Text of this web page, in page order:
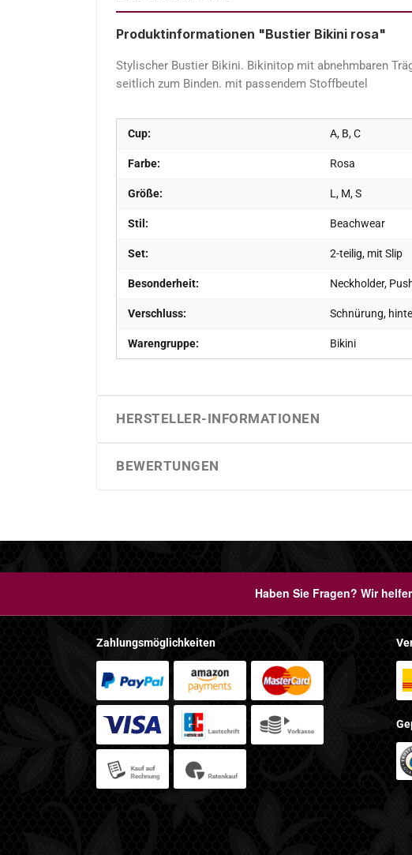
Produktinformationen "Bustier Bikini rosa"
Stylischer Bustier Bikini. Bikinitop mit abnehmbaren
seitlich zum Binden. mit passendem Stoffbeutel
Cup: A, B, C
Farbe: Rosa
Größe: L, M, S
Stil: Beachwear
Set: 2-teilig, mit Slip
Besonderheit: Neckholder,
Verschluss: Schnürung,
Warengruppe: Bikini
HERSTELLER-INFORMATIONEN
BEWERTUNGEN
Haben Sie Fragen? Wir
Zahlungsmöglichkeiten